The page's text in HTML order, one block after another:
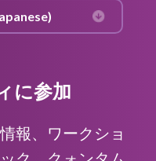
に参加
報、ワークショ